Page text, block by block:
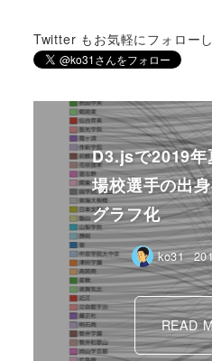
Twitter もお気軽にフォロー
D3.jsで2019年
場校選手の出
グラフ化
ko31
READ